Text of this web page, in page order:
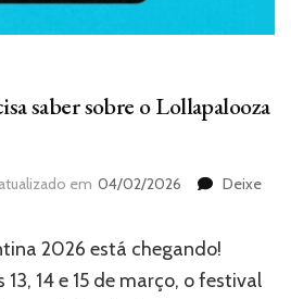
saber sobre o Lollapalooza
atualizado em 04/02/2026
Deixe
2026 está chegando!
14 e 15 de março, o festival